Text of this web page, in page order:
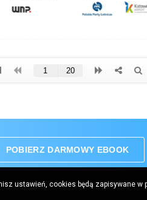
POBIERZ DARMOWY EBOOK
ustawień, cookies będą zapisywane w